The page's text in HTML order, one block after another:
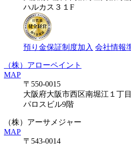
ハルカス３１F
預り金保証制度加入 会社情報
（株）アローペイント
MAP
〒550-0015
大阪府大阪市西区南堀江１丁
パロスビル9階
（株）アーサメジャー
MAP
〒543-0014